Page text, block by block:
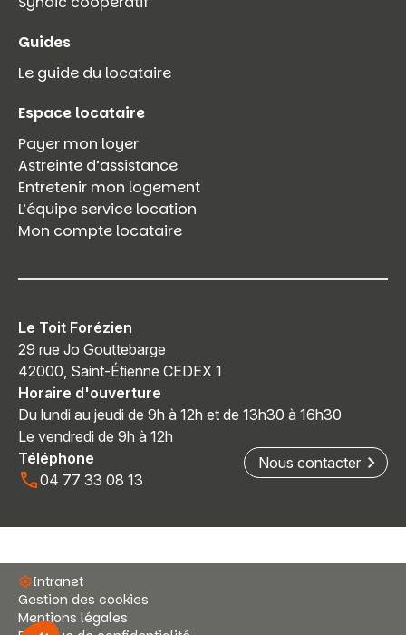
Guides
Le guide du locataire
Espace locataire
Payer mon loyer
Astreinte d’assistance
Entretenir mon logement
L’équipe service location
Mon compte locataire
Le Toit Forézien
29 rue Jo Gouttebarge
42000, Saint-Étienne CEDEX 1
Horaire d'ouverture
Du lundi au jeudi de 9h à 12h et de 13h30 à 16h30
Le vendredi de 9h à 12h
Téléphone
04 77 33 08 13
Nous contacter
Intranet
Gestion des cookies
Mentions légales